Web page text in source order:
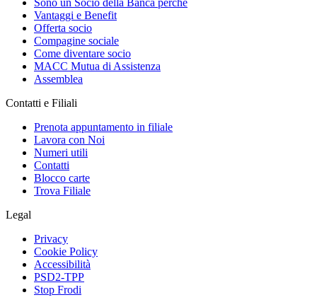
Sono un Socio della Banca perché
Vantaggi e Benefit
Offerta socio
Compagine sociale
Come diventare socio
MACC Mutua di Assistenza
Assemblea
Contatti e Filiali
Prenota appuntamento in filiale
Lavora con Noi
Numeri utili
Contatti
Blocco carte
Trova Filiale
Legal
Privacy
Cookie Policy
Accessibilità
PSD2-TPP
Stop Frodi